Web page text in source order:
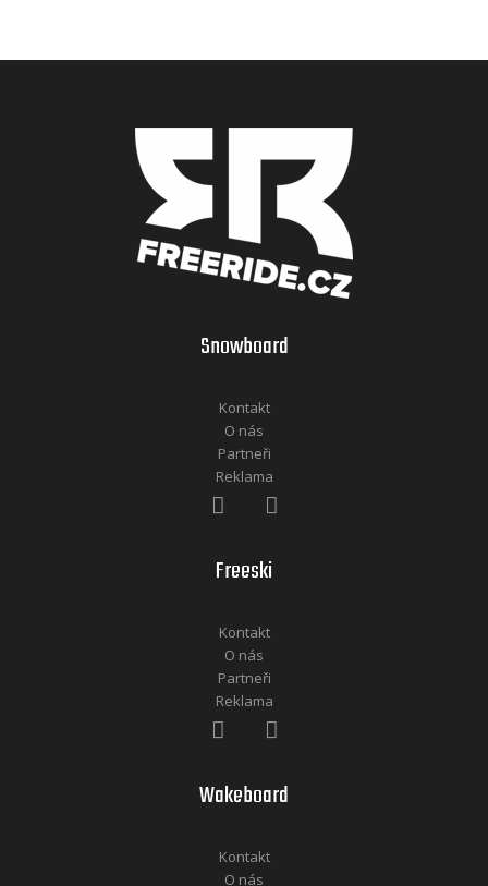
Snowboard
Kontakt
O nás
Partneři
Reklama
Freeski
Kontakt
O nás
Partneři
Reklama
Wakeboard
Kontakt
O nás